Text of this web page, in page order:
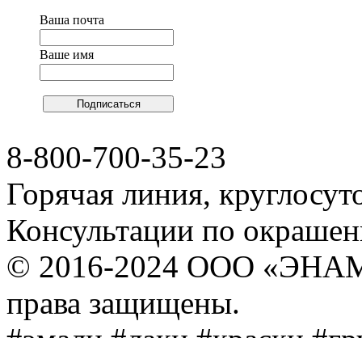
Ваша почта
Ваше имя
8-800-700-35-23
Горячая линия,
Консультации по
© 2016-2024 ООО
права защищены.